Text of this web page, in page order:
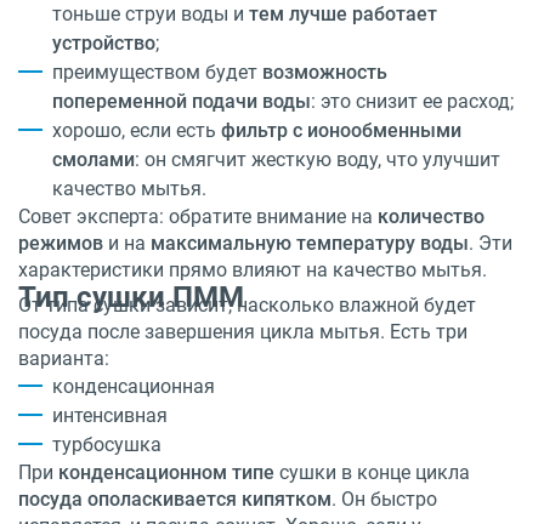
тоньше струи воды и тем лучше работает
устройство;
преимуществом будет возможность
попеременной подачи воды: это снизит ее расход;
хорошо, если есть фильтр с ионообменными
смолами: он смягчит жесткую воду, что улучшит
качество мытья.
Совет эксперта: обратите внимание на количество
режимов и на максимальную температуру воды. Эти
характеристики прямо влияют на качество мытья.
Тип сушки ПММ
От типа сушки зависит, насколько влажной будет
посуда после завершения цикла мытья. Есть три
варианта:
конденсационная
интенсивная
турбосушка
При конденсационном типе сушки в конце цикла
посуда ополаскивается кипятком. Он быстро